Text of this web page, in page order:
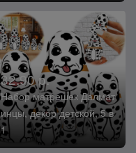
32,90 р.
Набор матрешек Далмат
инцы, декор детской, 5 в
1